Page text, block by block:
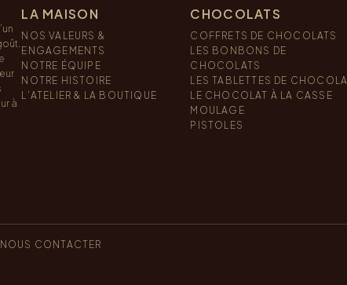
à
LA MAISON
NOS VALEURS &
ENGAGEMENTS
NOTRE ÉQUIPE
NOTRE HISTOIRE
L’ATELIER & LA BOUTIQUE
CHOCOLATS
COFFRETS DE CHOCOLATS
LES BONBONS DE
CHOCOLATS
LES TABLETTES DE
LE CHOCOLAT À LA CASSE
MOULAGE
PISTOLES
NOUS CONTACTER